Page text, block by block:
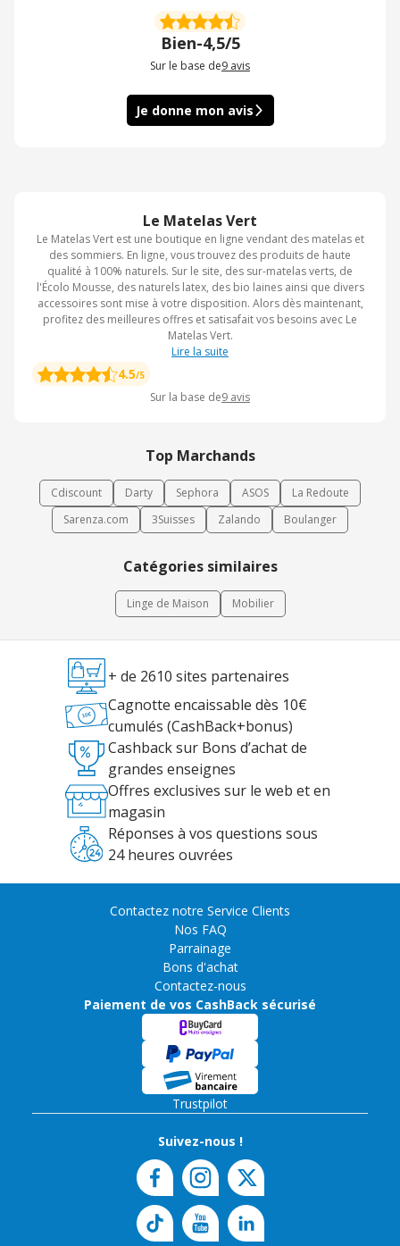
Le Matelas Vert
Le Matelas Vert est une boutique en ligne vendant des matelas et
des sommiers. En ligne, vous trouvez des produits de haute
qualité à 100% naturels. Sur le site, des sur-matelas verts, de
l'Écolo Mousse, des naturels latex, des bio laines ainsi que divers
accessoires sont mise à votre disposition. Alors dès maintenant,
profitez des meilleures offres et satisafait vos besoins avec Le
Matelas Vert.
Lire la suite
4.5/5
Sur la base de9 avis
Top Marchands
Cdiscount Darty Sephora ASOS
La Redoute
Sarenza.com
3Suisses Zalando Boulanger
Catégories similaires
Linge de Maison Mobilier
Bien-4,5/5
Sur le base de9 avis
Je donne mon avis
+ de 2610 sites partenaires
Cagnotte encaissable dès 10€
cumulés (CashBack+bonus)
Cashback sur Bons d’achat de
grandes enseignes
Offres exclusives sur le web et en
magasin
Réponses à vos questions sous
24 heures ouvrées
Contactez notre Service Clients
Nos FAQ
Parrainage
Bons d'achat
Contactez-nous
Paiement de vos CashBack sécurisé
Trustpilot
Suivez-nous !